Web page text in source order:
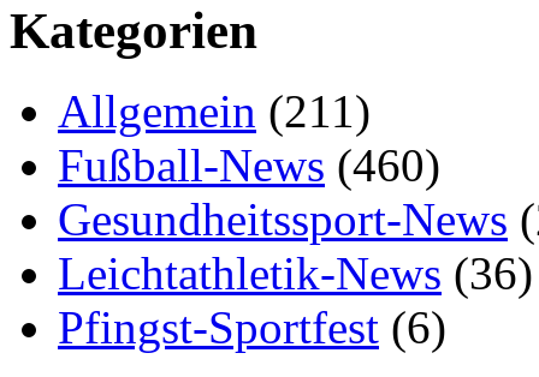
Kategorien
Allgemein (211)
Fußball-News (460)
Gesundheitssport-News
Leichtathletik-News (36)
Pfingst-Sportfest (6)